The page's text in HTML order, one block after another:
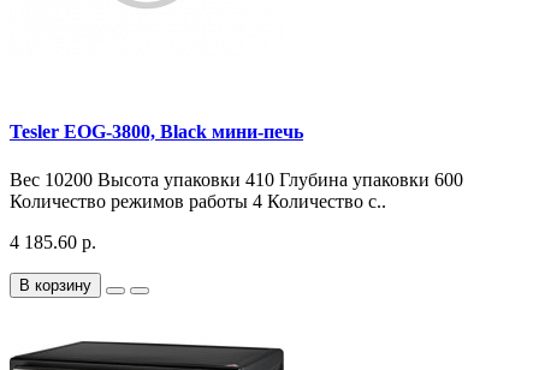
Tesler EOG-3800, Black мини-печь
Вес 10200 Высота упаковки 410 Глубина упаковки 600
Количество режимов работы 4 Количество с..
4 185.60 р.
В корзину